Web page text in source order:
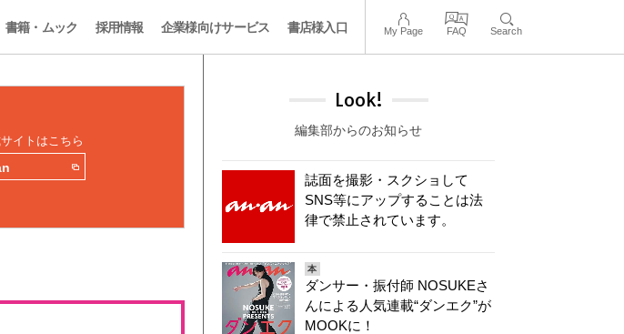
書籍・ムック 採用情報 企業様向けサービス 書店様入口 My Page FAQ Search
イトはこちら
Look!
編集部からのお知らせ
誌面を撮影・スクショして
SNS等にアップすることは法
律で禁止されています。
本
ダンサー・振付師 NOSUKEさ
んによる人気連載“ダンエク”が
MOOKに！